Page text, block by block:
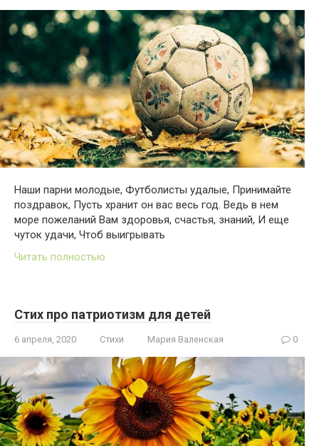
Наши парни молодые, Футболисты удалые, Принимайте
поздравок, Пусть хранит он вас весь год. Ведь в нем
море пожеланий Вам здоровья, счастья, знаний, И еще
чуток удачи, Чтоб выигрывать
Читать полностью
Стих про патриотизм для детей
6 апреля, 2020 Стихи Мария Валенская 0